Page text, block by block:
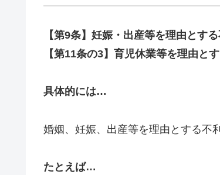
【第9条】妊娠・出産等を理由とす
【第11条の3】育児休業等を理由と
具体的には…
婚姻、妊娠、出産等を理由とする不
たとえば…